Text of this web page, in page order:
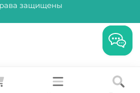
защищены